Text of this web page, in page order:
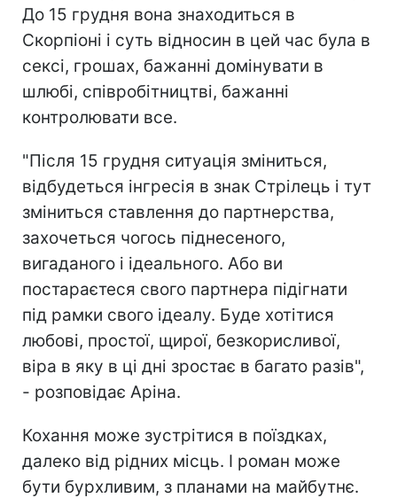
До 15 грудня вона знаходиться в
Скорпіоні і суть відносин в цей час була в
сексі, грошах, бажанні домінувати в
шлюбі, співробітництві, бажанні
контролювати все.
"Після 15 грудня ситуація зміниться,
відбудеться інгресія в знак Стрілець і тут
зміниться ставлення до партнерства,
захочеться чогось піднесеного,
вигаданого і ідеального. Або ви
постараєтеся свого партнера підігнати
під рамки свого ідеалу. Буде хотітися
любові, простої, щирої, безкорисливої,
віра в яку в ці дні зростає в багато разів",
- розповідає Аріна.
Кохання може зустрітися в поїздках,
далеко від рідних місць. І роман може
бути бурхливим, з планами на майбутнє.